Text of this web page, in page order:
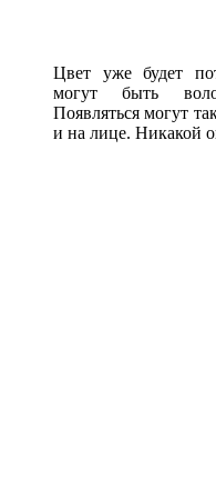
Цвет уже будет
могут быть
Появляться могут
и на лице. Никакой